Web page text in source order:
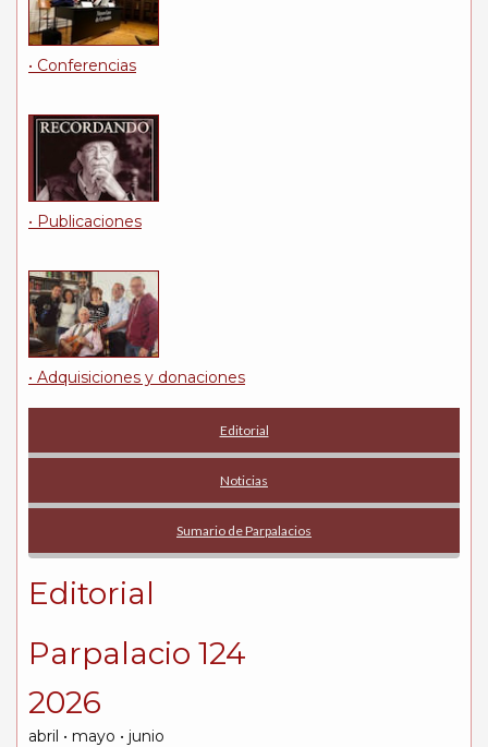
• Conferencias
• Publicaciones
• Adquisiciones y donaciones
Editorial
Noticias
Sumario de Parpalacios
Editorial
Parpalacio 124
2026
abril • mayo • junio